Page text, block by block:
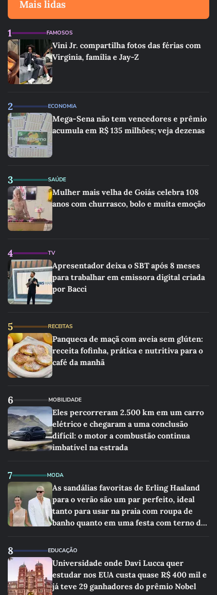
Mais lidas
1 FAMOSOS
Vini Jr. compartilha fotos das férias com
Virginia, família e Jay-Z
2 ECONOMIA
Mega-Sena não tem vencedores e prêmio
acumula em R$ 135 milhões; veja dezenas
3 SAÚDE
Mulher mais velha de Goiás celebra 108
anos com churrasco, bolo e muita emoção
4 TV
Apresentador deixa o SBT após 8 meses
para trabalhar em emissora digital criada
por Bacci
5 RECEITAS
Panqueca de maçã com aveia sem glúten:
receita fofinha, prática e nutritiva para o
café da manhã
6 MOBILIDADE
Eles percorreram 2.500 km em um carro
elétrico e chegaram a uma conclusão
difícil: o motor a combustão continua
imbatível na estrada
7 MODA
As sandálias favoritas de Erling Haaland
para o verão são um par perfeito, ideal
tanto para usar na praia com roupa de
banho quanto em uma festa com terno de
8 EDUCAÇÃO
Universidade onde Davi Lucca quer
estudar nos EUA custa quase R$ 400 mil e
já teve 29 ganhadores do prêmio Nobel